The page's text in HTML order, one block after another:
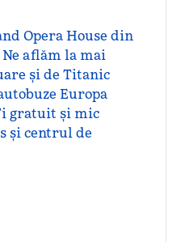
Opera House din
aflăm la mai
și de Titanic
Europa
gratuit și mic
și centrul de